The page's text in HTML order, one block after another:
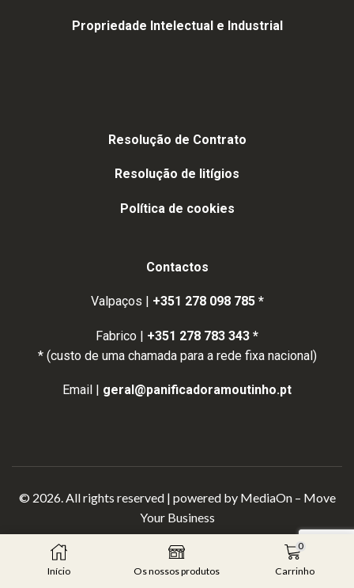
Propriedade Intelectual e Industrial
Resolução de Contrato
Resolução de litígios
Política de cookies
Contactos
Valpaços | +351 278 098 785 *
Fabrico | +351 278 783 343 *
* (custo de uma chamada para a rede fixa nacional)
Email | geral@panificadoramoutinho.pt
© 2026. All rights reserved | powered by MediaOn – Move
Your Business
Início Os nossos produtos
0
Carrinho